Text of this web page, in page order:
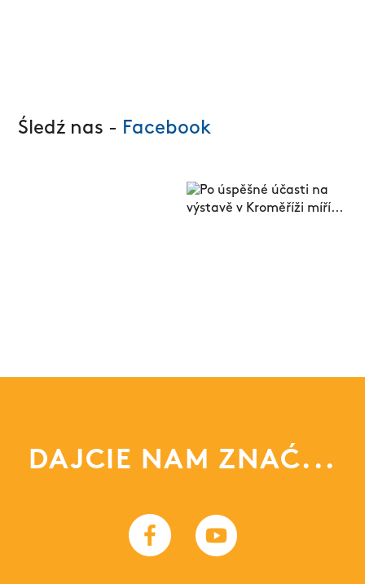
Śledź nas - Facebook
DAJCIE NAM ZNAĆ...